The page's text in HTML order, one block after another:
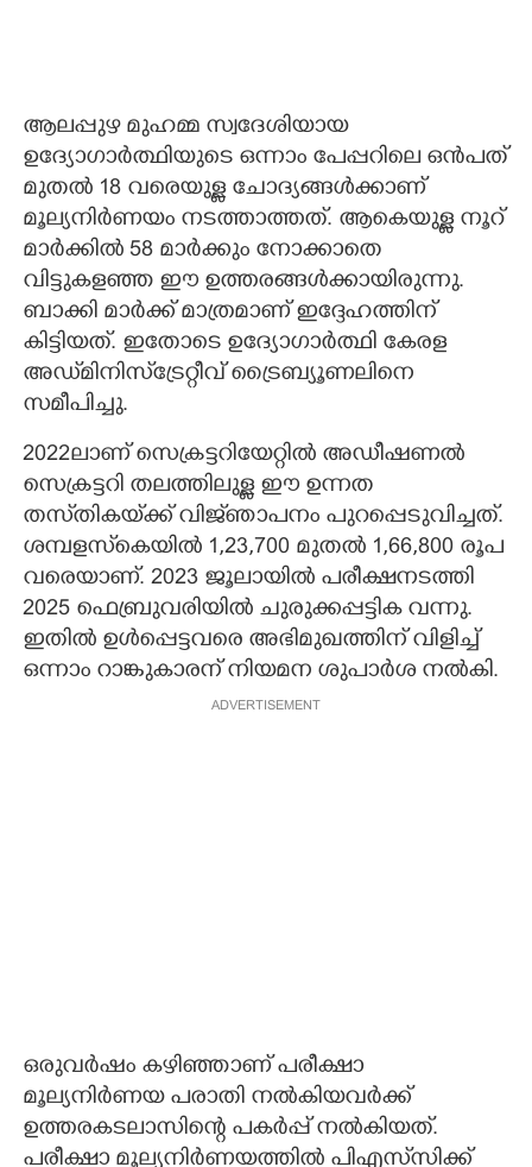
ആലപ്പുഴ മുഹമ്മ സ്വദേശിയായ
ഉദ്യോഗാർത്ഥിയുടെ ഒന്നാം പേപ്പറിലെ ഒൻപത്
മുതൽ 18 വരെയുള്ള ചോദ്യങ്ങൾക്കാണ്
മൂല്യനിർണയം നടത്താത്തത്. ആകെയുള്ള നൂറ്
മാർക്കിൽ 58 മാർക്കും നോക്കാതെ
വിട്ടുകളഞ്ഞ ഈ ഉത്തരങ്ങൾക്കായിരുന്നു.
ബാക്കി മാർക്ക് മാത്രമാണ് ഇദ്ദേഹത്തിന്
കിട്ടിയത്. ഇതോടെ ഉദ്യോഗാർത്ഥി കേരള
അഡ്‌മിനിസ്‌ട്രേറ്റീവ് ട്രൈബ്യൂണലിനെ
സമീപിച്ചു.
2022ലാണ് സെക്രട്ടറിയേറ്റിൽ അഡീഷണൽ
സെക്രട്ടറി തലത്തിലുള്ള ഈ ഉന്നത
തസ്‌തികയ്‌ക്ക് വിജ്‌ഞാപനം പുറപ്പെടുവിച്ചത്.
ശമ്പളസ്‌കെയിൽ 1,23,700 മുതൽ 1,66,800 രൂപ
വരെയാണ്. 2023 ജൂലായിൽ പരീക്ഷനടത്തി
2025 ഫെബ്രുവരിയിൽ ചുരുക്കപ്പട്ടിക വന്നു.
ഇതിൽ ഉൾപ്പെട്ടവരെ അഭിമുഖത്തിന് വിളിച്ച്
ഒന്നാം റാങ്കുകാരന് നിയമന ശുപാർശ നൽകി.
ADVERTISEMENT
ഒരുവർ‌ഷം കഴിഞ്ഞാണ് പരീക്ഷാ
മൂല്യനിർണയ പരാതി നൽകിയവർക്ക്
ഉത്തരകടലാസിന്റെ പകർപ്പ് നൽകിയത്.
പരീക്ഷാ മൂല്യനിർണയത്തിൽ പിഎസ്‌സിക്ക്